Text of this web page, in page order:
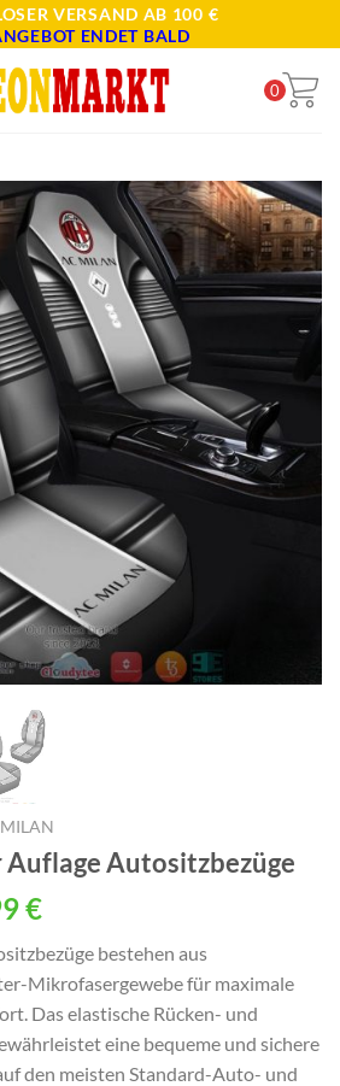
VERSAND AB 100 €
ENDET BALD
0
Auflage Autositzbezüge
€
€Aktueller
ist:
59,99 €.
bestehen aus
Mikrofasergewebe für maximale
Das elastische Rücken- und
eine bequeme und sichere
den meisten Standard-Auto- und